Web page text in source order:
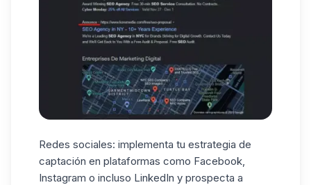
Redes sociales: implementa tu estrategia de
captación en plataformas como Facebook,
Instagram o incluso LinkedIn y prospecta a